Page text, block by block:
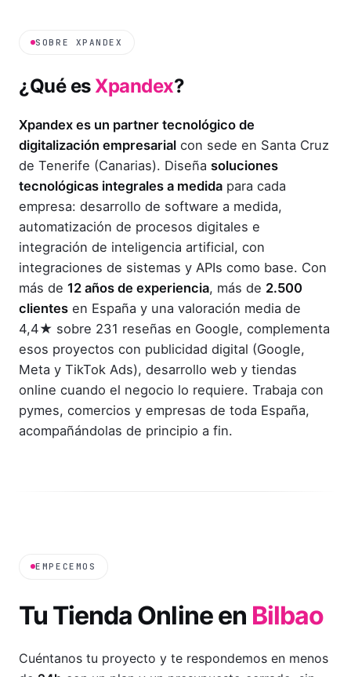
SOBRE XPANDEX
¿Qué es Xpandex?
Xpandex es un partner tecnológico de
digitalización empresarial con sede en Santa Cruz
de Tenerife (Canarias). Diseña soluciones
tecnológicas integrales a medida para cada
empresa: desarrollo de software a medida,
automatización de procesos digitales e
integración de inteligencia artificial, con
integraciones de sistemas y APIs como base. Con
más de 12 años de experiencia, más de 2.500
clientes en España y una valoración media de
4,4★ sobre 231 reseñas en Google, complementa
esos proyectos con publicidad digital (Google,
Meta y TikTok Ads), desarrollo web y tiendas
online cuando el negocio lo requiere. Trabaja con
pymes, comercios y empresas de toda España,
acompañándolas de principio a fin.
EMPECEMOS
Tu Tienda Onlineen Bilbao
Cuéntanos tu proyecto y te respondemos en menos